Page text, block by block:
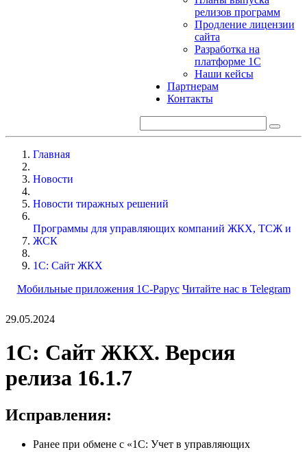
релизов программ
Продление лицензии
сайта
Разработка на
платформе 1С
Наши кейсы
Партнерам
Контакты
Главная
Новости
Новости тиражных решений
Программы для управляющих компаний ЖКХ, ТСЖ и
ЖСК
1С: Сайт ЖКХ
Мобильные приложения 1С-Рарус Читайте нас в Telegram
29.05.2024
1С: Сайт ЖКХ. Версия
релиза 16.1.7
Исправления:
Ранее при обмене с «1С: Учет в управляющих